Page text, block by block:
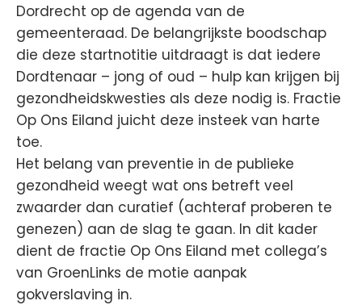
Dordrecht op de agenda van de
gemeenteraad. De belangrijkste boodschap
die deze startnotitie uitdraagt is dat iedere
Dordtenaar – jong of oud – hulp kan krijgen bij
gezondheidskwesties als deze nodig is. Fractie
Op Ons Eiland juicht deze insteek van harte
toe.
Het belang van preventie in de publieke
gezondheid weegt wat ons betreft veel
zwaarder dan curatief (achteraf proberen te
genezen) aan de slag te gaan. In dit kader
dient de fractie Op Ons Eiland met collega’s
van GroenLinks de motie aanpak
gokverslaving in.